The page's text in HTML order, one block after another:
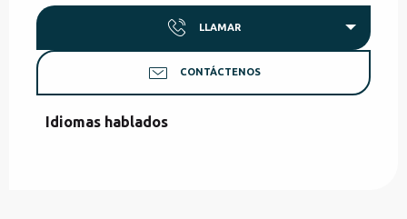
LLAMAR
CONTÁCTENOS
Idiomas hablados
Idiomas hablados